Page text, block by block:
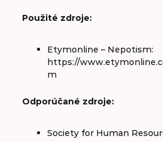
Použité zdroje:
Etymonline – Nepotism:
https://
m
Odporúčané zdroje:
Society for Human